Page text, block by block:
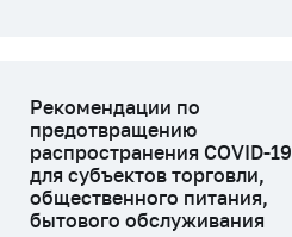
Рекомендации по
предотвращению
распространения COVID-19
для субъектов торговли,
общественного питания,
бытового обслуживания